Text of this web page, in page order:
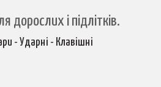
дорослих і підлітків.
- Ударні - Клавішні